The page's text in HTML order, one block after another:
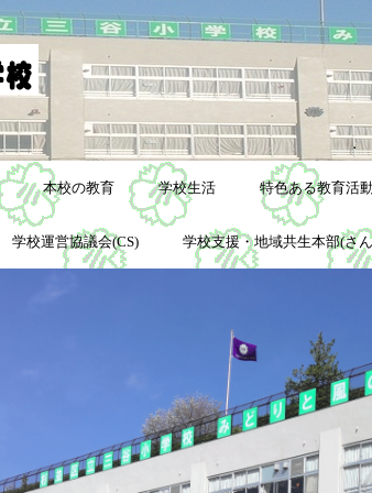
本校の教育 学校生活 特色ある教育活
学校運営協議会(CS) 学校支援・地域共生本部(さ